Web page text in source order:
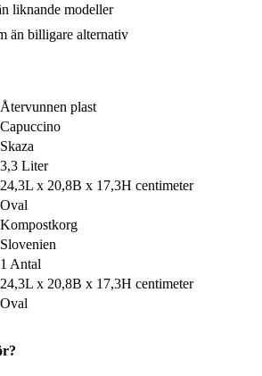
liknande modeller
än billigare alternativ
Återvunnen plast
Capuccino
Skaza
3,3 Liter
24,3L x 20,8B x 17,3H centimeter
Oval
Kompostkorg
Slovenien
1 Antal
24,3L x 20,8B x 17,3H centimeter
Oval